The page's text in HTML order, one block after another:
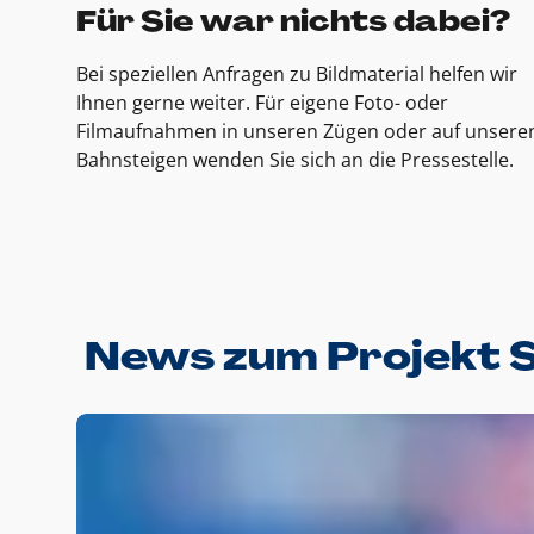
Für Sie war nichts dabei?
Bei speziellen Anfragen zu Bildmaterial helfen wir
Ihnen gerne weiter. Für eigene Foto- oder
Filmaufnahmen in unseren Zügen oder auf
Bahnsteigen wenden Sie sich an die Pressestelle.
News zum Projekt